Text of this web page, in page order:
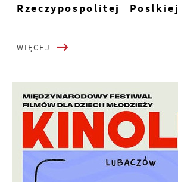
Rzeczypospolitej Poslkiej
WIĘCEJ